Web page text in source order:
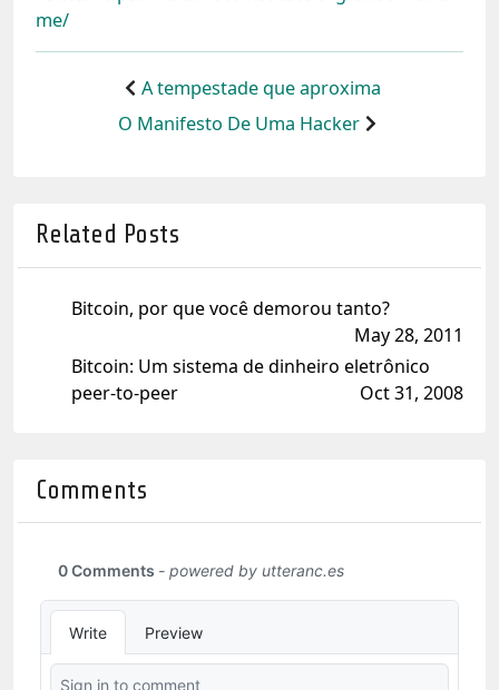
me/
A tempestade que aproxima
O Manifesto De Uma Hacker
Related Posts
Bitcoin, por que você demorou tanto?
May 28, 2011
Bitcoin: Um sistema de dinheiro eletrônico
peer-to-peer
Oct 31, 2008
Comments